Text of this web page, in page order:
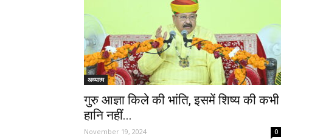
अध्यात्म
गुरु आज्ञा किले की भांति, इसमें शिष्य की कभी
हानि नहीं...
November 19, 2024 0